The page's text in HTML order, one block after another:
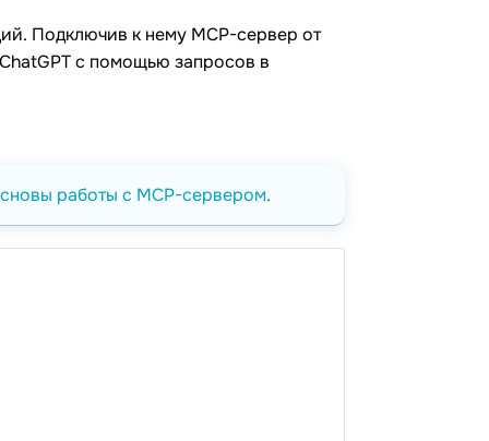
Подключив к нему MCP-сервер от
с помощью запросов в
работы с MCP-сервером.